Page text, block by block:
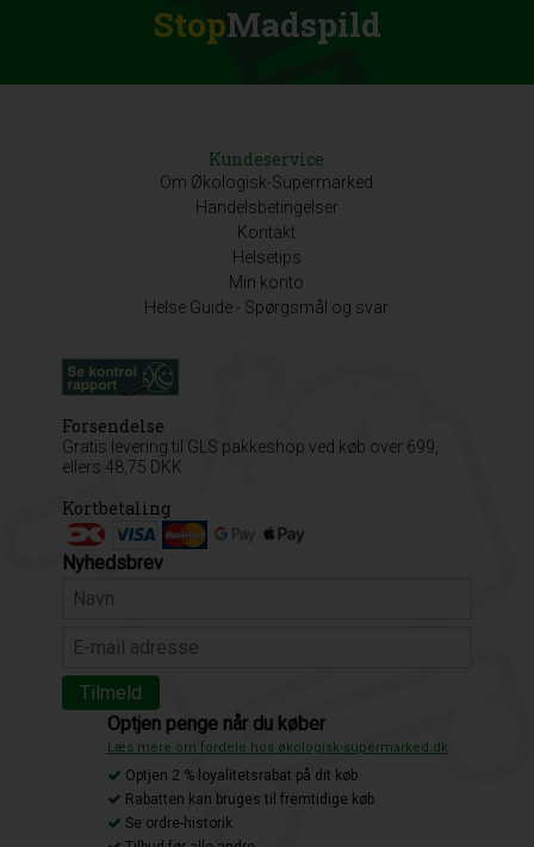
StopMadspild
Kundeservice
Om Økologisk-Supermarked
Handelsbetingelser
Kontakt
Helsetips
Min konto
Helse Guide - Spørgsmål og svar
Forsendelse
Gratis levering til GLS pakkeshop ved køb over 699,
ellers 48,75 DKK
Kortbetaling
Nyhedsbrev
Optjen penge når du køber
Læs mere om fordele hos økologisk-supermarked.dk
Optjen 2 % loyalitetsrabat på dit køb
Rabatten kan bruges til fremtidige køb
Se ordre-historik